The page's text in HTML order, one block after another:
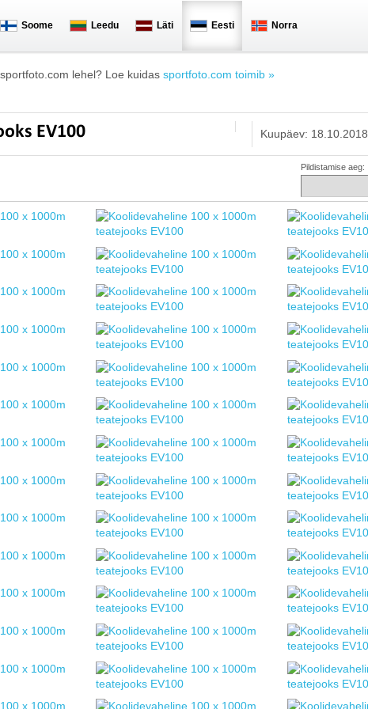
Soome Leedu Läti Eesti Norra
lehel? Loe kuidas sportfoto.com toimib »
EV100 Kuupäev: 18.10.2018
Pildistamise aeg: